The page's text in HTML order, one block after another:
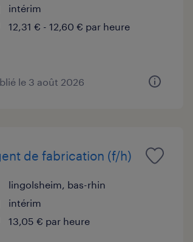
intérim
12,31 € - 12,60 € par heure
le 3 août 2026
de fabrication (f/h)
lingolsheim, bas-rhin
intérim
13,05 € par heure